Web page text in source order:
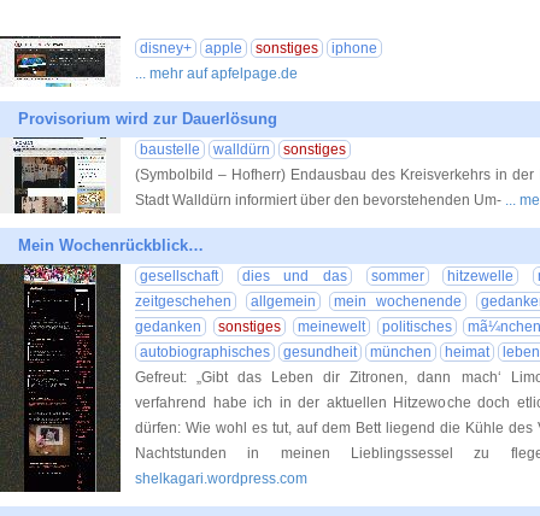
disney+ apple sonstiges
iphone
... mehr auf apfelpage.de
Provisorium wird zur Dauerlösung
baustelle walldürn
sonstiges
(Symbolbild – Hofherr) Endausbau des Kreisverkehrs in
Stadt Walldürn informiert über den bevorstehenden Um- ...
Mein Wochenrückblick…
gesellschaft dies und das sommer hitzewelle
zeitgeschehen
allgemein mein wochenende
gedanken
sonstiges meinewelt politisches
autobiographisches
gesundheit münchen heimat
Gefreut: „Gibt das Leben dir Zitronen, dann mach‘
verfahrend habe ich in der aktuellen Hitzewoche doch
dürfen: Wie wohl es tut, auf dem Bett liegend die Kühle
Nachtstunden in meinen Lieblingssessel zu
shelkagari.wordpress.com